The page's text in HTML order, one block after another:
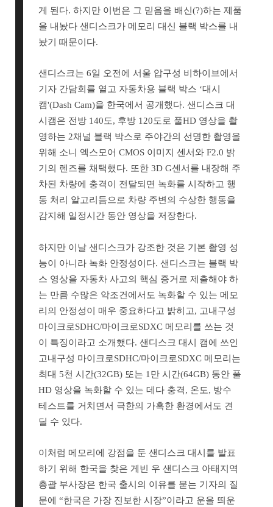
게 된다. 하지만 이번은 그 믿음을 배신(?)하는 제품
을 내놨다 샌디스크가 메모리 대신 블랙 박스를 내
놨기 때문이다.
샌디스크는 6일 오전에 서울 압구성 비하이브에서
기자 간담회를 열고 자동차용 블랙 박스 ‘대시
캠'(Dash Cam)을 한국에서 공개했다. 샌디스크 대
시캠은 전방 140도, 후방 120도로 풀HD 영상을 촬
영하는 2채널 블랙 박스로 주야간의 선명한 촬영을
위해 소니 엑스모어 CMOS 이미지 센서와 F2.0 밝
기의 렌즈를 채택했다. 또한 3D G센서를 내장해 주
차된 차량에 충격이 전달되면 녹화를 시작하고 행
동 처리 알고리듬으로 차량 주변의 수상한 행동을
감지해 일정시간 동안 영상을 저장한다.
하지만 이날 샌디스크가 강조한 것은 기본 촬영 성
능이 아니라 녹화 안정성이다. 샌디스크는 블랙 박
스 영상을 자동차 사고의 핵심 증거로 제출해야 하
는 만큼 수많은 악조건에서도 녹화할 수 있는 메모
리의 안정성이 매우 중요하다고 밝히고, 고내구성
마이크로SDHC/마이크로SDXC 메모리를 쓰는 것
이 특징이라고 소개했다. 샌디스크 대시 캠에 쓰인
고내구성 마이크로SDHC/마이크로SDXC 메모리는
최대 5천 시간(32GB) 또는 1만 시간(64GB) 동안 풀
HD 영상을 녹화할 수 있는 데다 충격, 온도, 방수
테스트를 거치면서 극한의 가혹한 환경에서도 견
딜 수 있다.
이처럼 메모리에 강점을 둔 샌디스크 대시를 발표
하기 위해 한국을 찾은 게빈 우 샌디스크 아태지역
총괄 부사장은 한국 출시의 이유를 묻는 기자의 질
문에 “한국은 가장 진보한 시장”이라고 운을 띄운